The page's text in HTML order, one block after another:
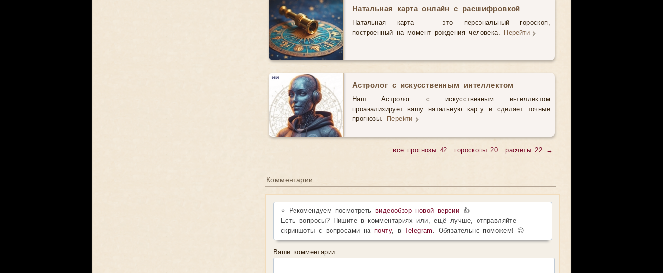
Натальная карта онлайн с расшифровкой
Натальная карта — это персональный гороскоп,
построенный на момент рождения человека. Перейти
Астролог с искусственным интеллектом
Наш Астролог с искусственным интеллектом
проанализирует вашу натальную карту и сделает точные
прогнозы. Перейти
расчеты 22 →
гороскопы 20
все прогнозы 42
Комментарии:
⭐ Рекомендуем посмотретьвидеообзор новой версии 👍
Есть вопросы? Пишите в комментариях или, ещё лучше, отправляйте
скриншоты с вопросами напочту, в Telegram . Обязательно поможем! 😊
Ваши комментарии: